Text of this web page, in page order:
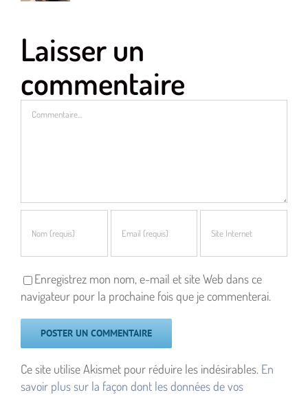
Laisser un
commentaire
Commentaire
Enregistrez mon nom, e-mail et site Web dans ce
navigateur pour la prochaine fois que je commenterai.
Ce site utilise Akismet pour réduire les indésirables. En
savoir plus sur la façon dont les données de vos